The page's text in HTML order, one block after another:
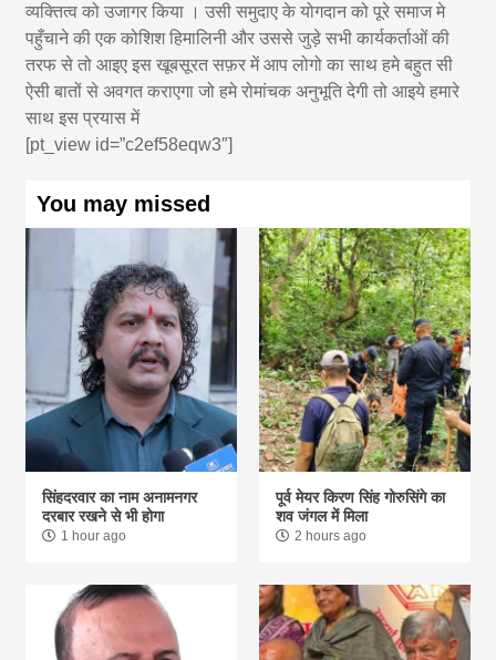
व्यक्तित्व को उजागर किया । उसी समुदाए के योगदान को पूरे समाज मे
पहुँचाने की एक कोशिश हिमालिनी और उससे जुड़े सभी कार्यकर्ताओं की
तरफ से तो आइए इस खूबसूरत सफ़र में आप लोगो का साथ हमे बहुत सी
ऐसी बातों से अवगत कराएगा जो हमे रोमांचक अनुभूति देगी तो आइये हमारे
साथ इस प्रयास में
[pt_view id=”c2ef58eqw3″]
You may missed
सिंहदरवार का नाम अनामनगर
दरबार रखने से भी होगा
1 hour ago
पूर्व मेयर किरण सिंह गोरुसिंगे का
शव जंगल में मिला
2 hours ago